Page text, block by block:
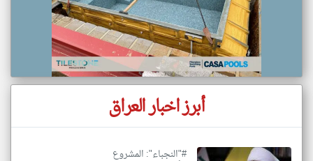
أبرز اخبار العراق
#"النجباء": المشروع